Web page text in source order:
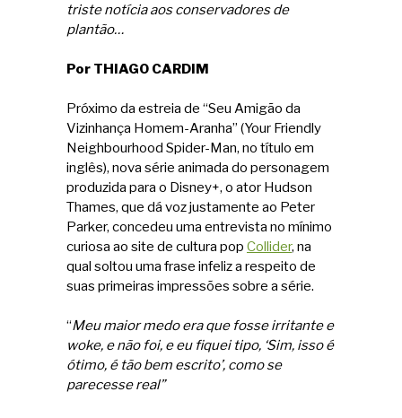
triste notícia aos conservadores de
plantão…
Por THIAGO CARDIM
Próximo da estreia de “Seu Amigão da
Vizinhança Homem-Aranha” (Your Friendly
Neighbourhood Spider-Man, no título em
inglês), nova série animada do personagem
produzida para o Disney+, o ator Hudson
Thames, que dá voz justamente ao Peter
Parker, concedeu uma entrevista no mínimo
curiosa ao site de cultura pop Collider, na
qual soltou uma frase infeliz a respeito de
suas primeiras impressões sobre a série.
“Meu maior medo era que fosse irritante e
woke, e não foi, e eu fiquei tipo, ‘Sim, isso é
ótimo, é tão bem escrito’, como se
parecesse real”